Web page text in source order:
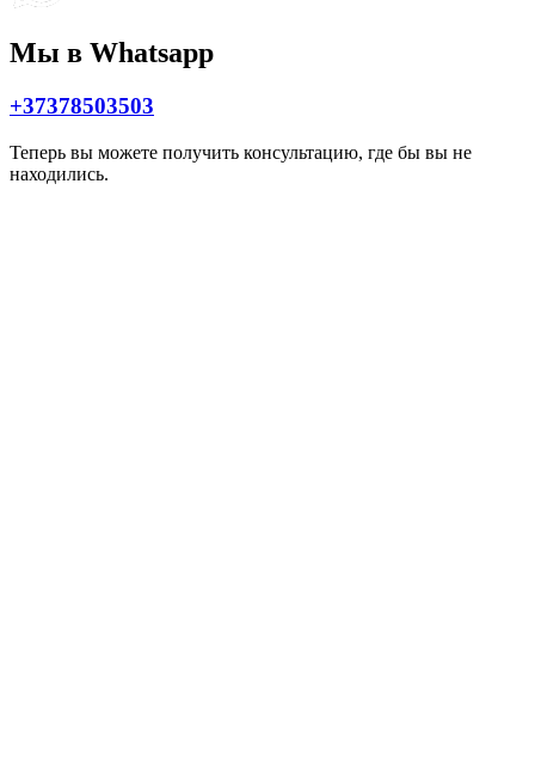
Мы в Whatsapp
+37378503503
Теперь вы можете получить консультацию, где бы вы не
находились.